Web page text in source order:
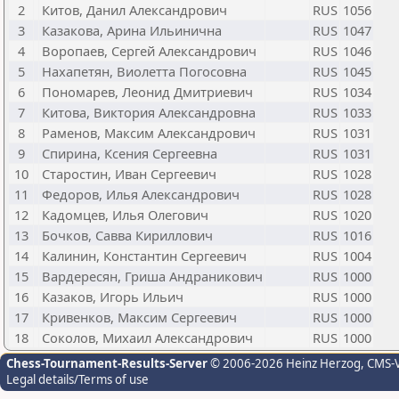
2
Китов, Данил Александрович RUS 1056
3
Казакова, Арина Ильинична RUS 1047
4
Воропаев, Сергей Александрович RUS 1046
5
Нахапетян, Виолетта Погосовна RUS 1045
6
Пономарев, Леонид Дмитриевич RUS 1034
7
Китова, Виктория Александровна RUS 1033
8
Раменов, Максим Александрович RUS 1031
9
Спирина, Ксения Сергеевна RUS 1031
10
Старостин, Иван Сергеевич RUS 1028
11
Федоров, Илья Александрович RUS 1028
12
Кадомцев, Илья Олегович RUS 1020
13
Бочков, Савва Кириллович RUS 1016
14
Калинин, Константин Сергеевич RUS 1004
15
Вардересян, Гриша Андраникович RUS 1000
16
Казаков, Игорь Ильич RUS 1000
17
Кривенков, Максим Сергеевич RUS 1000
18
Соколов, Михаил Александрович RUS 1000
Chess-Tournament-Results-Server© 2006-2026 Heinz Herzog,
Legal details/Terms of use